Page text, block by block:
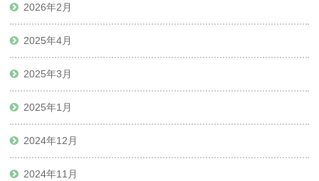
2026年2月
2025年4月
2025年3月
2025年1月
2024年12月
2024年11月